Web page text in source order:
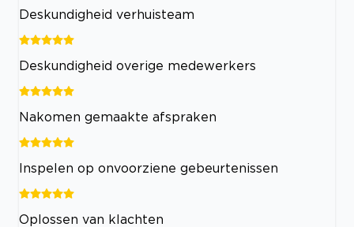
Deskundigheid verhuisteam
Deskundigheid overige medewerkers
Nakomen gemaakte afspraken
Inspelen op onvoorziene gebeurtenissen
Oplossen van klachten